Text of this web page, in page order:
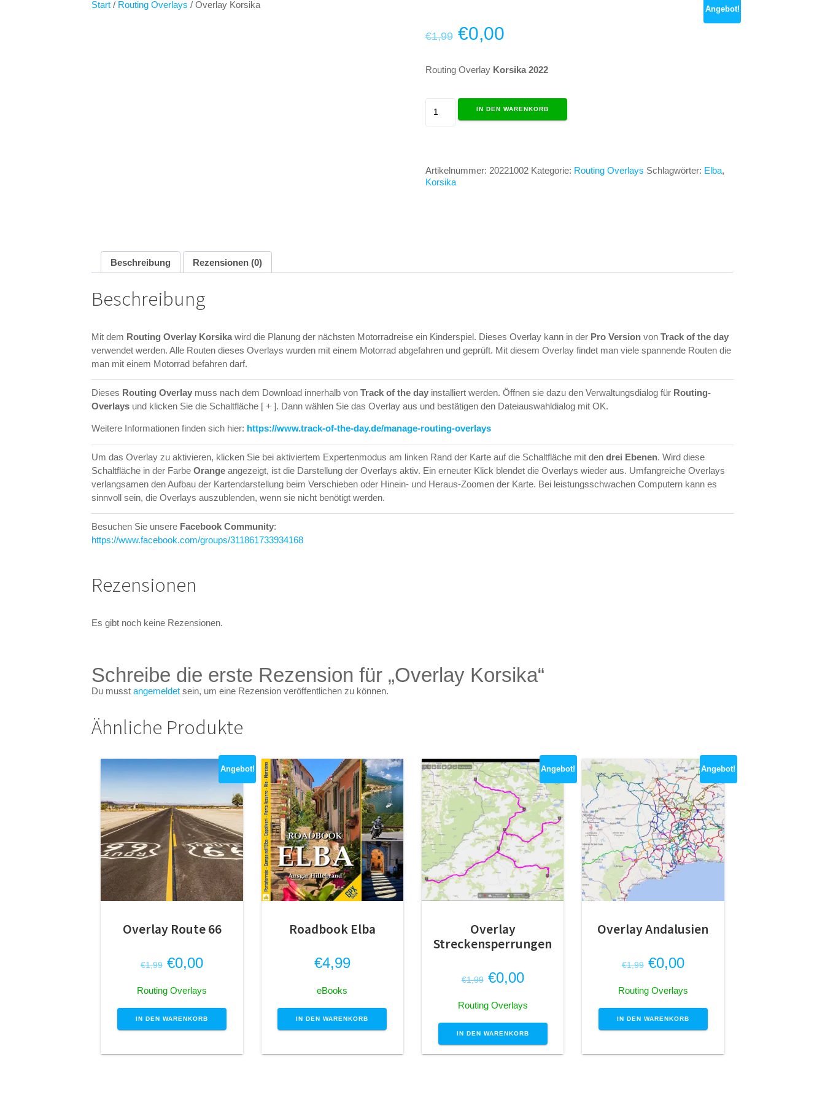
Start / Routing Overlays / Overlay Korsika Angebot!
€1,99 Ursprünglicher
€1,99
€0,00Aktueller
€0,00.
Routing Overlay Korsika 2022
Korsika
IN DEN WARENKORB
Artikelnummer: 20221002 Kategorie: Routing Overlays Schlagwörter: Elba,
Korsika
Beschreibung Rezensionen (0)
Beschreibung
Mit dem Routing Overlay Korsikawird die Planung der nächsten Motorradreise ein Kinderspiel. Dieses Overlay kann in der Pro Version vonTrack of the day
verwendet werden. Alle Routen dieses Overlays wurden mit einem Motorrad abgefahren und geprüft. Mit diesem Overlay findet man viele spannende Routen die
man mit einem Motorrad befahren darf.
Dieses Routing Overlay muss nach dem Download innerhalb vonTrack of the day installiert werden. Öffnen sie dazu den Verwaltungsdialog für Routing-
Overlays und klicken Sie die Schaltfläche [ + ]. Dann wählen Sie das Overlay aus und bestätigen den Dateiauswahldialog mit OK.
Weitere Informationen finden sich hier: https://www.track-of-the-day.de/manage-routing-overlays
Um das Overlay zu aktivieren, klicken Sie bei aktiviertem Expertenmodus am linken Rand der Karte auf die Schaltfläche mit dendrei Ebenen. Wird diese
Schaltfläche in der FarbeOrange angezeigt, ist die Darstellung der Overlays aktiv. Ein erneuter Klick blendet die Overlays wieder aus. Umfangreiche Overlays
verlangsamen den Aufbau der Kartendarstellung beim Verschieben oder Hinein- und Heraus-Zoomen der Karte. Bei leistungsschwachen Computern kann es
sinnvoll sein, die Overlays auszublenden, wenn sie nicht benötigt werden.
Besuchen Sie unsere Facebook Community:
https://www.facebook.com/groups/311861733934168
Rezensionen
Es gibt noch keine Rezensionen.
Schreibe die erste Rezension für „Overlay Korsika“
Du musstangemeldet sein, um eine Rezension veröffentlichen zu können.
Ähnliche Produkte
Angebot!
Overlay Route 66
€1,99 Ursprünglicher
war:
€1,99
€0,00Aktueller
ist:
€0,00.
Routing Overlays
IN DEN WARENKORB
Roadbook Elba
€4,99
eBooks
IN DEN WARENKORB
Angebot!
Overlay
Streckensperrungen
€1,99 Ursprünglicher
war:
€1,99
€0,00Aktueller
ist:
€0,00.
Routing Overlays
IN DEN WARENKORB
Angebot!
Overlay Andalusien
€1,99 Ursprünglicher
war:
€1,99
€0,00Aktueller
ist:
€0,00.
Routing Overlays
IN DEN WARENKORB